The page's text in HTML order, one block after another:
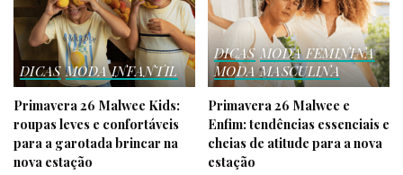
DICAS MODA INFANTIL
Primavera 26 Malwee Kids:
roupas leves e confortáveis
para a garotada brincar na
nova estação
DICAS MODA FEMININA
MODA MASCULINA
Primavera 26 Malwee e
Enfim: tendências essenciais e
cheias de atitude para a nova
estação